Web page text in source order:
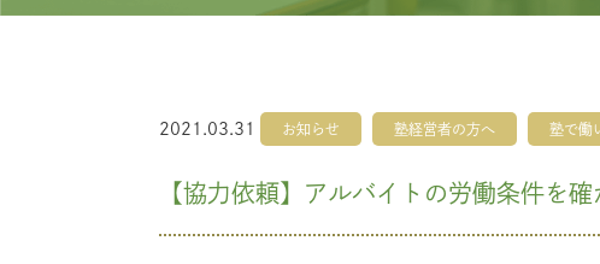
2021.03.31 お知らせ 塾経営者の方へ 塾で働
【協力依頼】アルバイトの労働条件を